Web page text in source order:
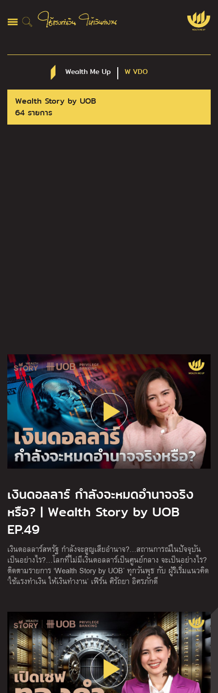
Wealth Me Up W VDO
Wealth Story by UOB
64 รายการ
เงินดอลลาร์ กำลังจะหมดอำนาจจริง
หรือ? | Wealth Story by UOB
EP.49
เงินดอลลาร์สหรัฐ กำลังจะสูญเสียอำนาจ?…สถานการณ์ในปัจจุบัน
เป็นอย่างไร?…โลกที่ไม่มีเงินดอลลาร์เป็นศูนย์กลาง จะเป็นอย่างไร?
ติดตามรายการ ‘Wealth Story by UOB’ ทุกวันพุธ กับ ผู้ริเริ่มแนวคิด
‘ใช้แรงทำเงิน ให้เงินทำงาน’ เฟิร์น ศิรัถยา อิศรภักดี